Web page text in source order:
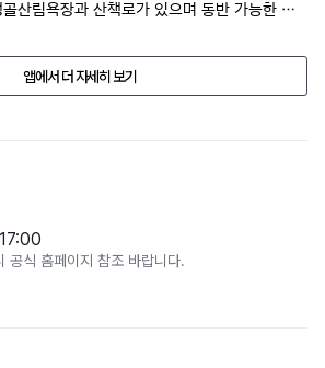
산림욕장과 산책로가 있으며 동반 가능한 식
블카 타고 올라가서 건물기준 반원정도, 나무데
줄로 동반 가능합니다.
앱에서 더 자세히 보기
공식 홈페이지 참조 바랍니다.